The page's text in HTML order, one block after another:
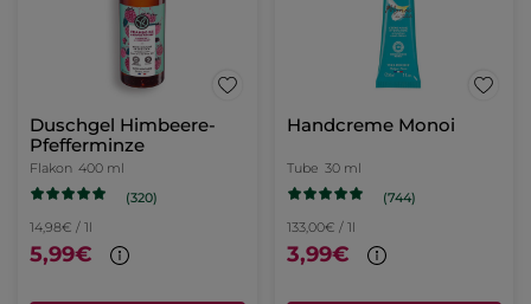
Duschgel Himbeere-
Pfefferminze
Flakon 400 ml
(320)
14,98€ / 1l
5,99€
Handcreme Monoi
Tube 30 ml
(744)
133,00€ / 1l
3,99€